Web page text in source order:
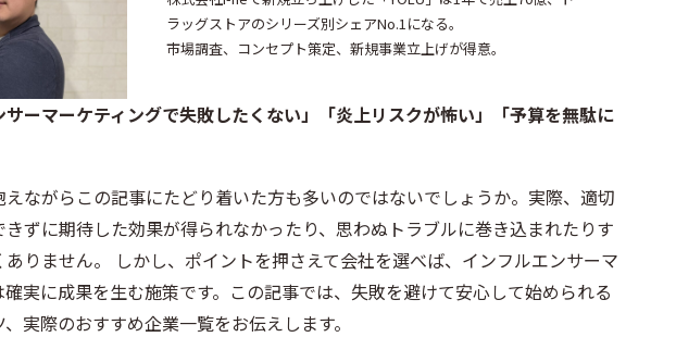
ラッグストアのシリーズ別シェアNo.1になる。
市場調査、コンセプト策定、新規事業立上げが得意。
サーマーケティングで失敗したくない」「炎上リスクが怖い」「予算を無駄に
えながらこの記事にたどり着いた方も多いのではないでしょうか。実際、適切
ずに期待した効果が得られなかったり、思わぬトラブルに巻き込まれたりす
ありません。 しかし、ポイントを押さえて会社を選べば、インフルエンサーマ
実に成果を生む施策です。この記事では、失敗を避けて安心して始められる
実際のおすすめ企業一覧をお伝えします。